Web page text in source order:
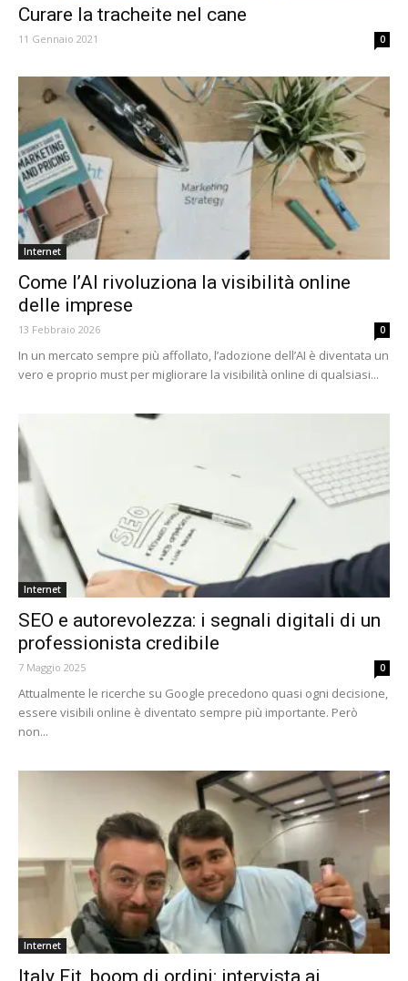
Curare la tracheite nel cane
11 Gennaio 2021 0
Internet
Come l’AI rivoluziona la visibilità online
delle imprese
13 Febbraio 2026 0
In un mercato sempre più affollato, l’adozione dell’AI è diventata un
vero e proprio must per migliorare la visibilità online di qualsiasi...
Internet
SEO e autorevolezza: i segnali digitali di un
professionista credibile
7 Maggio 2025 0
Attualmente le ricerche su Google precedono quasi ogni decisione,
essere visibili online è diventato sempre più importante. Però
non...
Internet
Italy Fit, boom di ordini: intervista ai